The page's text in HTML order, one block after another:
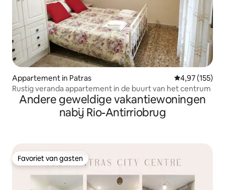
Appartement in Patras Gemiddelde
4,97 (155)
Rustig veranda appartement in de buurt van het centrum
Andere geweldige vakantiewoningen
nabij Rio-Antirriobrug
Favoriet van gasten
Favoriet van gasten